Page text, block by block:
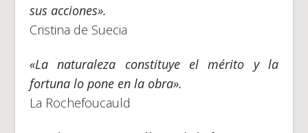
sus acciones».
Cristina de Suecia
«La naturaleza constituye el mérito y la
fortuna lo pone en la obra».
La Rochefoucauld